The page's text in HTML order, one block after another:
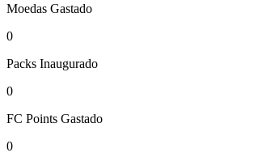
Moedas Gastado
0
Packs Inaugurado
0
FC Points Gastado
0